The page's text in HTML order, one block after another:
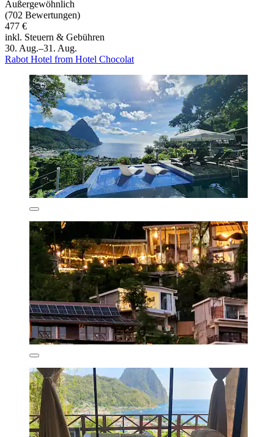
Außergewöhnlich
(702 Bewertungen)
477 €
inkl. Steuern & Gebühren
30. Aug.–31. Aug.
Rabot Hotel from Hotel Chocolat